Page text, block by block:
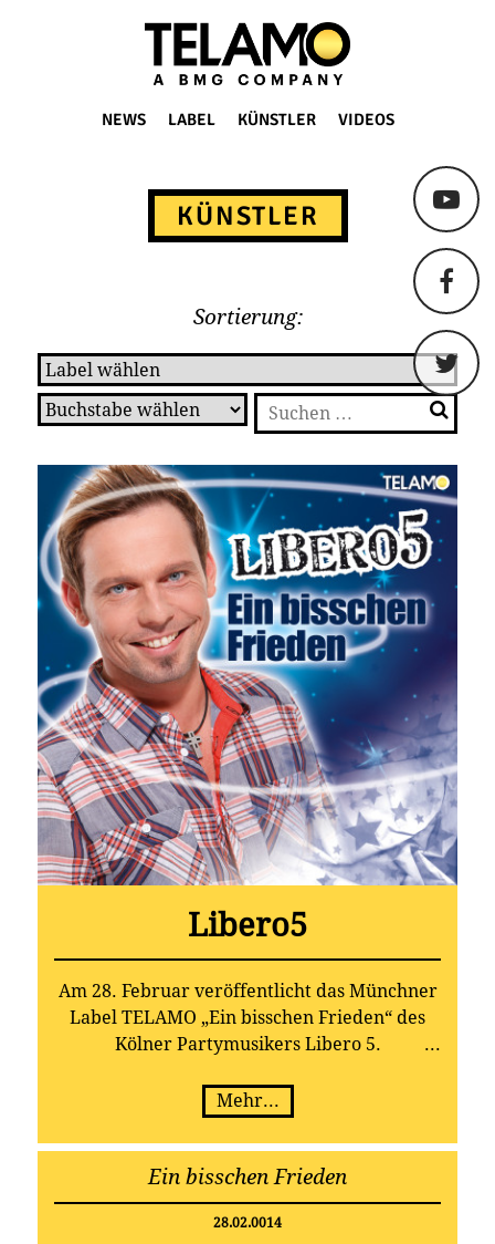
TELAMO
NEWS LABEL KÜNSTLER VIDEOS
KÜNSTLER
Sortierung:
Suchen
nach:
Libero5
Am 28. Februar veröffentlicht das Münchner
Label TELAMO „Ein bisschen Frieden“ des
Kölner Partymusikers Libero 5.
Mehr...
Ein bisschen Frieden
28.02.0014